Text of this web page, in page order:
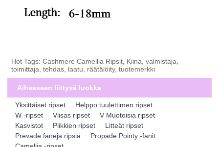
Hot Tags: Cashmere Camellia Ripsit, Kiina, valmistaja,
toimittaja, tehdas, laatu, räätälöity, tuotemerkki
Aiheeseen liittyvä luokka
Yksittäiset ripset
Helppo tuulettimen ripset
W -ripset
Viisas ripset
V Muotoisia ripset
Kasvistot
Piikkien ripset
Litteät ripset
Prevade faneja ripsiä
Propade Pointy -fanit